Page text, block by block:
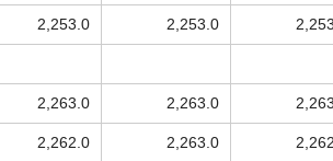
2,253.0 2,253.0
2,263.0 2,263.0
2,262.0 2,263.0